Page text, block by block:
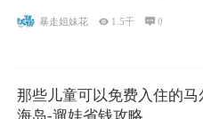
暴走姐妹花  1.5千 0
那些儿童可以免费入住的马